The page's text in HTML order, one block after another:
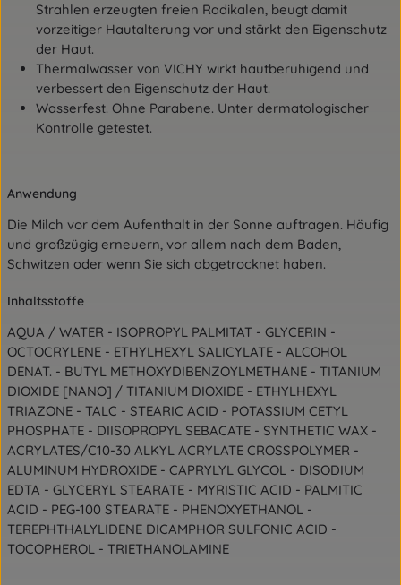
Strahlen erzeugten freien Radikalen, beugt damit
vorzeitiger Hautalterung vor und stärkt den Eigenschutz
der Haut.
Thermalwasser von VICHY wirkt hautberuhigend und
verbessert den Eigenschutz der Haut.
Wasserfest. Ohne Parabene. Unter dermatologischer
Kontrolle getestet.
Anwendung
Die Milch vor dem Aufenthalt in der Sonne auftragen. Häufig
und großzügig erneuern, vor allem nach dem Baden,
Schwitzen oder wenn Sie sich abgetrocknet haben.
Inhaltsstoffe
AQUA / WATER - ISOPROPYL PALMITAT - GLYCERIN -
OCTOCRYLENE - ETHYLHEXYL SALICYLATE - ALCOHOL
DENAT. - BUTYL METHOXYDIBENZOYLMETHANE - TITANIUM
DIOXIDE [NANO] / TITANIUM DIOXIDE - ETHYLHEXYL
TRIAZONE - TALC - STEARIC ACID - POTASSIUM CETYL
PHOSPHATE - DIISOPROPYL SEBACATE - SYNTHETIC WAX -
ACRYLATES/C10-30 ALKYL ACRYLATE CROSSPOLYMER -
ALUMINUM HYDROXIDE - CAPRYLYL GLYCOL - DISODIUM
EDTA - GLYCERYL STEARATE - MYRISTIC ACID - PALMITIC
ACID - PEG-100 STEARATE - PHENOXYETHANOL -
TEREPHTHALYLIDENE DICAMPHOR SULFONIC ACID -
TOCOPHEROL - TRIETHANOLAMINE